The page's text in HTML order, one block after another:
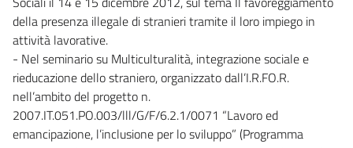
della presenza illegale di stranieri tramite il loro impiego in
attività lavorative.
- Nel seminario su Multiculturalità, integrazione sociale e
rieducazione dello straniero, organizzato dall’I.R.FO.R.
nell’ambito del progetto n.
2007.IT.051.PO.003/lll/G/F/6.2.1/0071 “Lavoro ed
emancipazione, l’inclusione per lo sviluppo” (Programma